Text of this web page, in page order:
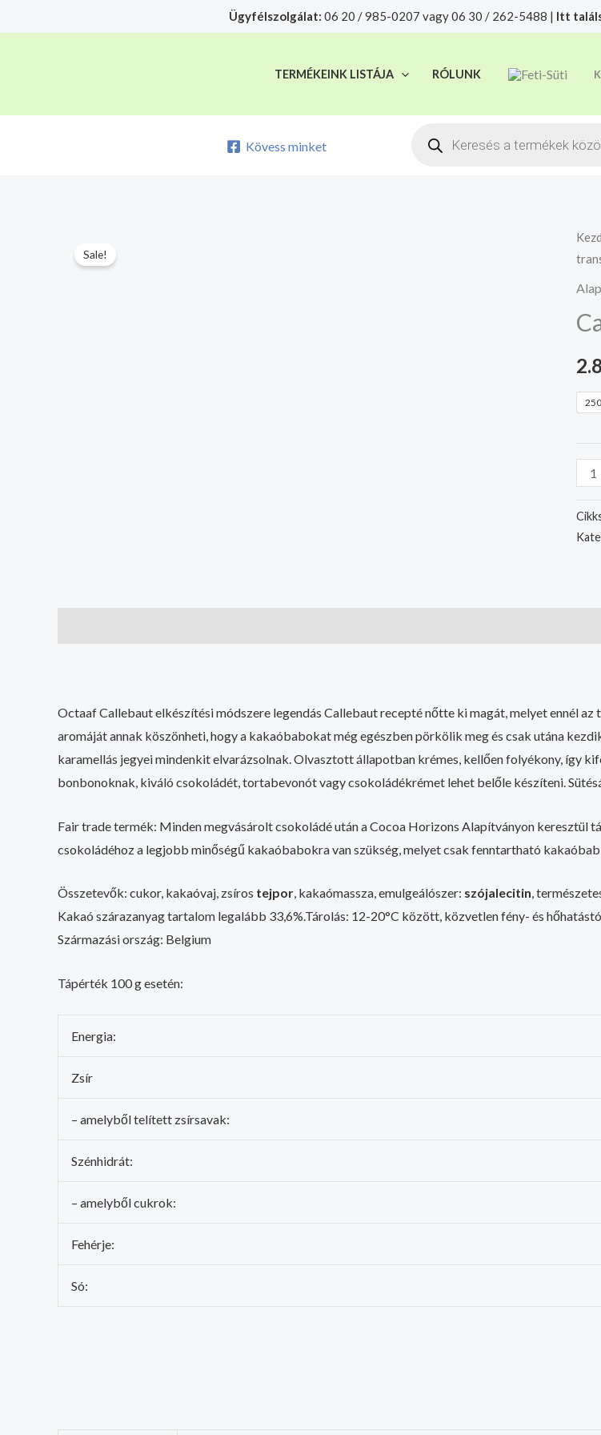
to
Ügyfélszolgálat: 06 20 / 985-0207 vagy 06 30 / 262-5488 | Itt
TERMÉKEINK LISTÁJA RÓLUNK
Kövess minket
Products
Sale!
33,6
Octaaf Callebaut elkészítési módszere legendás Callebaut recepté nőtte ki magát, melyet ennél
aromáját annak köszönheti, hogy a kakaóbabokat még egészben pörkölik meg és csak utána
karamellás jegyei mindenkit elvarázsolnak. Olvasztott állapotban krémes, kellően folyékony, így
bonbonoknak, kiváló csokoládét, tortabevonót vagy csokoládékrémet lehet belőle készíteni.
Fair trade termék: Minden megvásárolt csokoládé után a Cocoa Horizons Alapítványon
csokoládéhoz a legjobb minőségű kakaóbabokra van szükség, melyet csak fenntartható kakaóbab
Összetevők: cukor, kakaóvaj, zsíros tejpor, kakaómassza, emulgeálószer: szójalecitin,
Kakaó szárazanyag tartalom legalább 33,6%.Tárolás: 12-20°C között, közvetlen fény- és
Származási ország: Belgium
Tápérték 100 g esetén:
Energia:
Zsír
– amelyből telített zsírsavak:
Szénhidrát:
– amelyből cukrok:
Fehérje:
Só:
A mélyhűtött termékeket csakis saját felelősségre adjuk át